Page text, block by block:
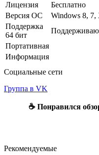
Лицензия
Бесплатно
Версия ОС
Windows 8, 7,
Поддержка
64 бит
Портативная
Информация
Социальные сети
Группа в VK
☕ Понравился
Рекомендуемые